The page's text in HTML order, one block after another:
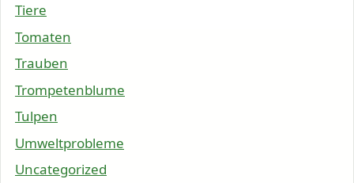
Tiere
Tomaten
Trauben
Trompetenblume
Tulpen
Umweltprobleme
Uncategorized